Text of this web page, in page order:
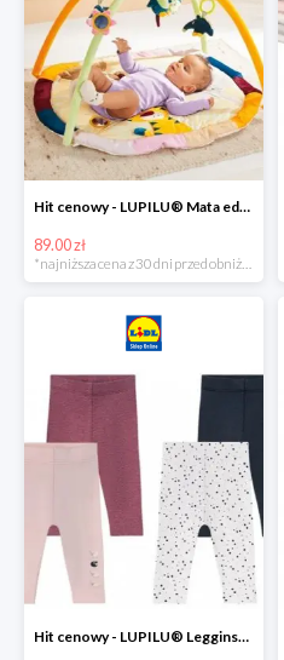
Hit cenowy - LUPILU® Mata edukacyjna dla niemowląt, 1 sztuka
89.00 zł
*najniższa cena z 30 dni przed obniżką
Hit cenowy - LUPILU® Legginsy niemowlęce z biobawełną, 2 pary